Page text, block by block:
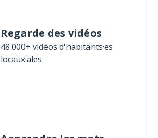
Regarde des vidéos
48 000+ vidéos d'habitants·es
locaux·ales